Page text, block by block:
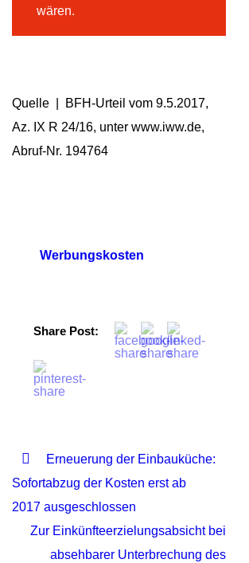
wären.
Quelle | BFH-Urteil vom 9.5.2017,
Az. IX R 24/16, unter www.iww.de,
Abruf-Nr. 194764
Werbungskosten
Share Post:
Erneuerung der Einbauküche:
Sofortabzug der Kosten erst ab
2017 ausgeschlossen
Zur Einkünfteerzielungsabsicht bei
absehbarer Unterbrechung des